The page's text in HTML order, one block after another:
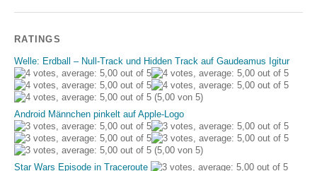
RATINGS
Welle: Erdball – Null-Track und Hidden Track auf Gaudeamus Igitur
(5,00 von 5)
Android Männchen pinkelt auf Apple-Logo
(5,00 von 5)
Star Wars Episode in Traceroute